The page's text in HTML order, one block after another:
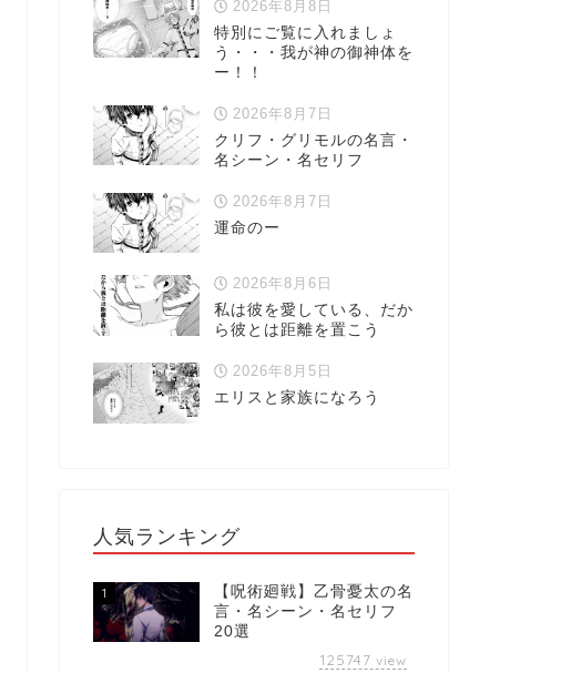
2026年8月8日
特別にご覧に入れましょ
う・・・我が神の御神体を
ー！！
2026年8月7日
クリフ・グリモルの名言・
名シーン・名セリフ
2026年8月7日
運命のー
2026年8月6日
私は彼を愛している、だか
ら彼とは距離を置こう
2026年8月5日
エリスと家族になろう
人気ランキング
1
【呪術廻戦】乙骨憂太の名
言・名シーン・名セリフ
20選
125747 view